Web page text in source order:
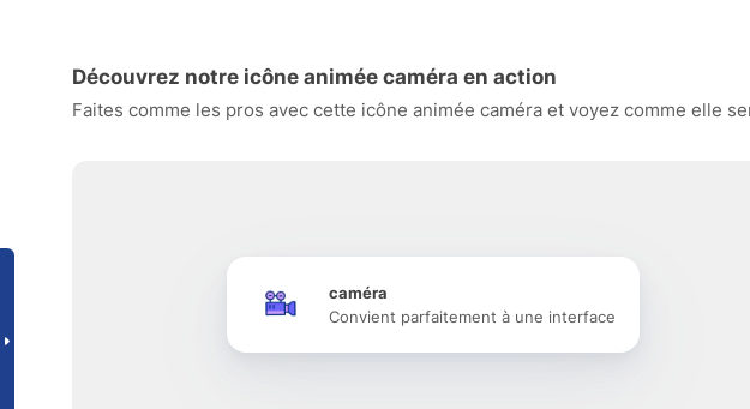
Découvrez notre icône animée caméra en action
Faites comme les pros avec cette icône animée caméra et voyez comme elle
caméra
Convient parfaitement à une interface